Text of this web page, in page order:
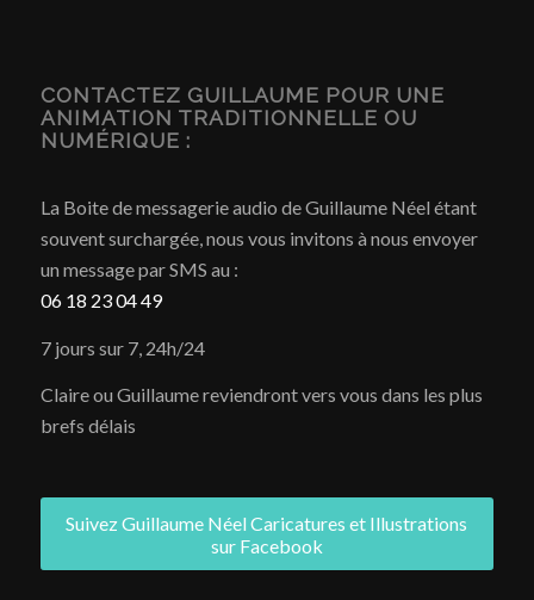
CONTACTEZ GUILLAUME POUR UNE
ANIMATION TRADITIONNELLE OU
NUMÉRIQUE :
La Boite de messagerie audio de Guillaume Néel étant
souvent surchargée, nous vous invitons à nous envoyer
un message par SMS au :
06 18 23 04 49
7 jours sur 7, 24h/24
Claire ou Guillaume reviendront vers vous dans les plus
brefs délais
Suivez Guillaume Néel Caricatures et Illustrations
sur Facebook